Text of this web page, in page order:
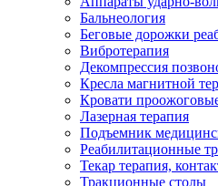
Бальнеология
Беговые дорожки
Вибротерапия
Декомпрессия
Кресла магнитной
Кровати
Лазерная терапия
Подъемник
Реабилитационные
Текар терапия,
Тракционные столы